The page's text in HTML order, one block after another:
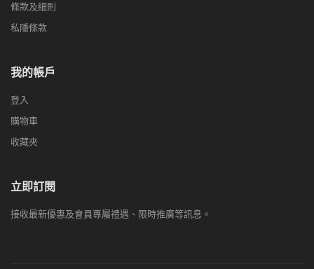
條款及細則
私隱條款
我的帳戶
登入
購物車
收藏夾
立即訂閱
接收最新優惠及會員專屬禮遇、限時推廣等訊息。